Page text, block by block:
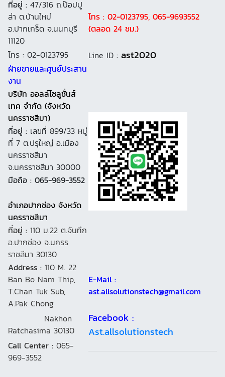
ที่อยู่ : 47/316 ถ.ป๊อปปู
ล่า ต.บ้านใหม่
อ.ปากเกร็ด จ.นนทบุรี
11120
โทร : 02-0123795, 065-9693552
(ตลอด 24 ชม.)
โทร : 02-0123795 Line ID : ast2020
ฝ่ายขายและศูนย์ประสาน
งาน
บริษัท ออลล์โซลูชั่นส์
เทค จำกัด (จังหวัด
นครราชสีมา)
ที่อยู่ : เลขที่ 899/33 หมู่
ที่ 7 ต.ปรุใหญ่ อ.เมือง
นครราชสีมา
จ.นครราชสีมา 30000
มือถือ : 065-969-3552
อำเภอปากช่อง จังหวัด
นครราชสีมา
ที่อยู่ : 110 ม.22 ต.จันทึก
อ.ปากช่อง จ.นครร
ราชสีมา 30130
Address : 110 M. 22
Ban Bo Nam Thip,
T.Chan Tuk Sub,
A.Pak Chong
E-Mail :
ast.allsolutionstech@gmail.com
Nakhon
Ratchasima 30130
Facebook :
Ast.allsolutionstech
Call Center : 065-
969-3552